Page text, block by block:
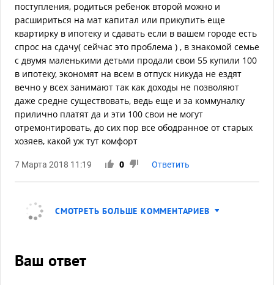
поступления, родиться ребенок второй можно и
расшириться на мат капитал или прикупить еще
квартирку в ипотеку и сдавать если в вашем городе есть
спрос на сдачу( сейчас это проблема ) , в знакомой семье
с двумя маленькими детьми продали свои 55 купили 100
в ипотеку, экономят на всем в отпуск никуда не ездят
вечно у всех занимают так как доходы не позволяют
даже средне существовать, ведь еще и за коммуналку
прилично платят да и эти 100 свои не могут
отремонтировать, до сих пор все ободранное от старых
хозяев, какой уж тут комфорт
7 Марта 2018 11:19 0 Ответить
СМОТРЕТЬ БОЛЬШЕ КОММЕНТАРИЕВ
Ваш ответ